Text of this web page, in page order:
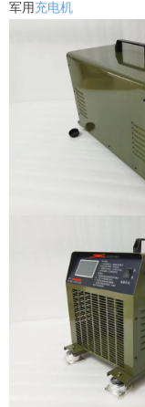
军用 充电机